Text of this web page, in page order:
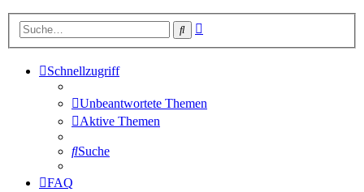
Suche
Schnellzugriff
Unbeantwortete Themen
Aktive Themen
Suche
FAQ